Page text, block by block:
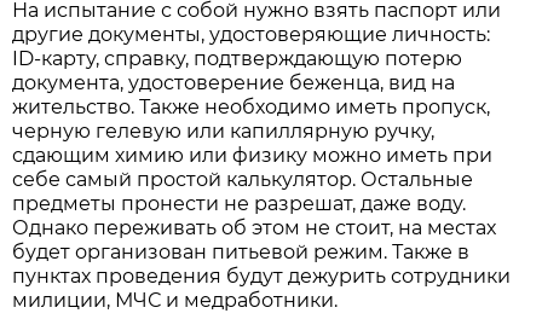
На испытание с собой нужно взять паспорт или
другие документы, удостоверяющие личность:
ID-карту, справку, подтверждающую потерю
документа, удостоверение беженца, вид на
жительство. Также необходимо иметь пропуск,
черную гелевую или капиллярную ручку,
сдающим химию или физику можно иметь при
себе самый простой калькулятор. Остальные
предметы пронести не разрешат, даже воду.
Однако переживать об этом не стоит, на местах
будет организован питьевой режим. Также в
пунктах проведения будут дежурить сотрудники
милиции, МЧС и медработники.